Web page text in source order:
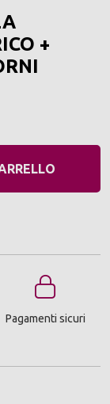
+
Pagamenti sicuri